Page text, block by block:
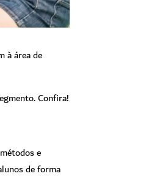
à área de
Confira!
e
de forma